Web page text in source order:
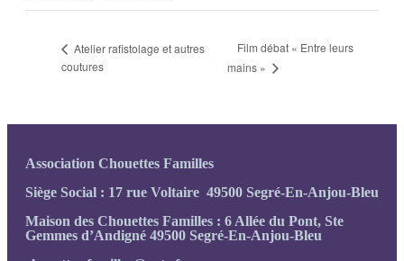
Atelier rafistolage et autres
coutures
Film débat « Entre leurs
mains »
Association Chouettes Familles
Siège Social : 17 rue Voltaire 49500 Segré-En-Anjou-Bleu
Maison des Chouettes Familles : 6 Allée du Pont, Ste
Gemmes d’Andigné 49500 Segré-En-Anjou-Bleu